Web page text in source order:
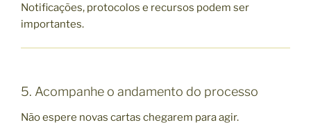
Notificações, protocolos e recursos podem ser
importantes.
5. Acompanhe o andamento do processo
Não espere novas cartas chegarem para agir.